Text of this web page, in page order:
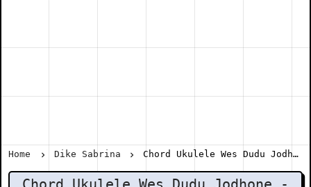
Home Dike Sabrina Chord Ukulele Wes Dudu Jodhone - Dike Sabrina